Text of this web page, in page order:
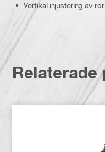
Vertikal injustering av rör
Relaterade